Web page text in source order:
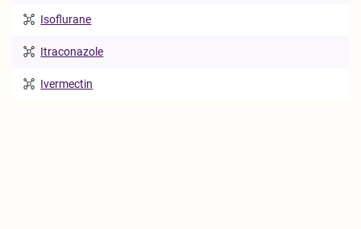
Isoflurane
Itraconazole
Ivermectin